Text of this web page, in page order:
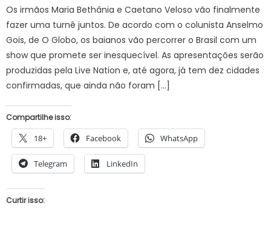
Os irmãos Maria Bethânia e Caetano Veloso vão finalmente
fazer uma turnê juntos. De acordo com o colunista Anselmo
Gois, de O Globo, os baianos vão percorrer o Brasil com um
show que promete ser inesquecível. As apresentações serão
produzidas pela Live Nation e, até agora, já tem dez cidades
confirmadas, que ainda não foram […]
Compartilhe isso:
18+ Facebook WhatsApp
Telegram LinkedIn
Curtir isso: